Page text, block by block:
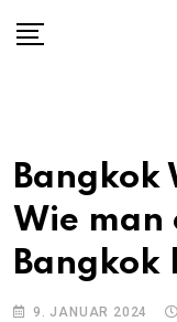
Bangkok
Wie man
Bangkok
9. JANUAR 2024